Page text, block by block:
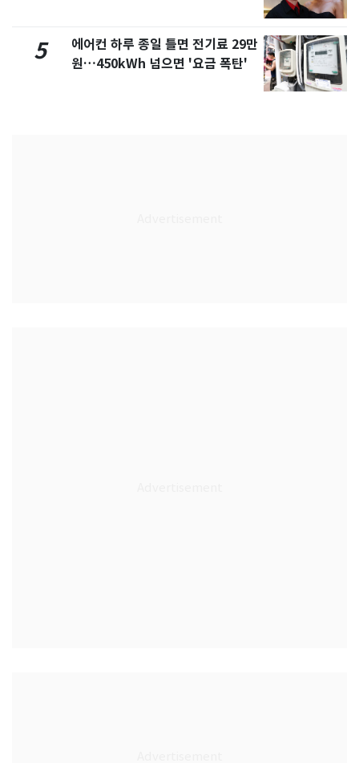
5
에어컨 하루 종일 틀면 전기료 29만
원…450kWh 넘으면 '요금 폭탄'